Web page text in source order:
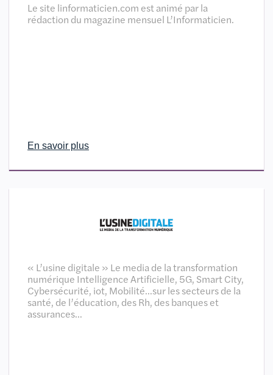
Le site linformaticien.com est animé par la
rédaction du magazine mensuel L’Informaticien.
En savoir plus
« L’usine digitale » Le media de la transformation
numérique Intelligence Artificielle, 5G, Smart City,
Cybersécurité, iot, Mobilité…sur les secteurs de la
santé, de l’éducation, des Rh, des banques et
assurances…